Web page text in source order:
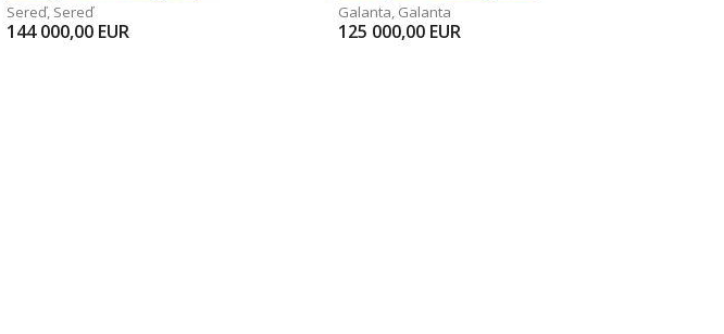
Sereď, Sereď
144 000,00 EUR
Galanta, Galanta
125 000,00 EUR